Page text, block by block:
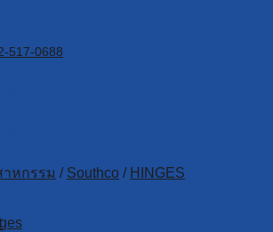
517-0688
หกรรม / Southco / HINGES